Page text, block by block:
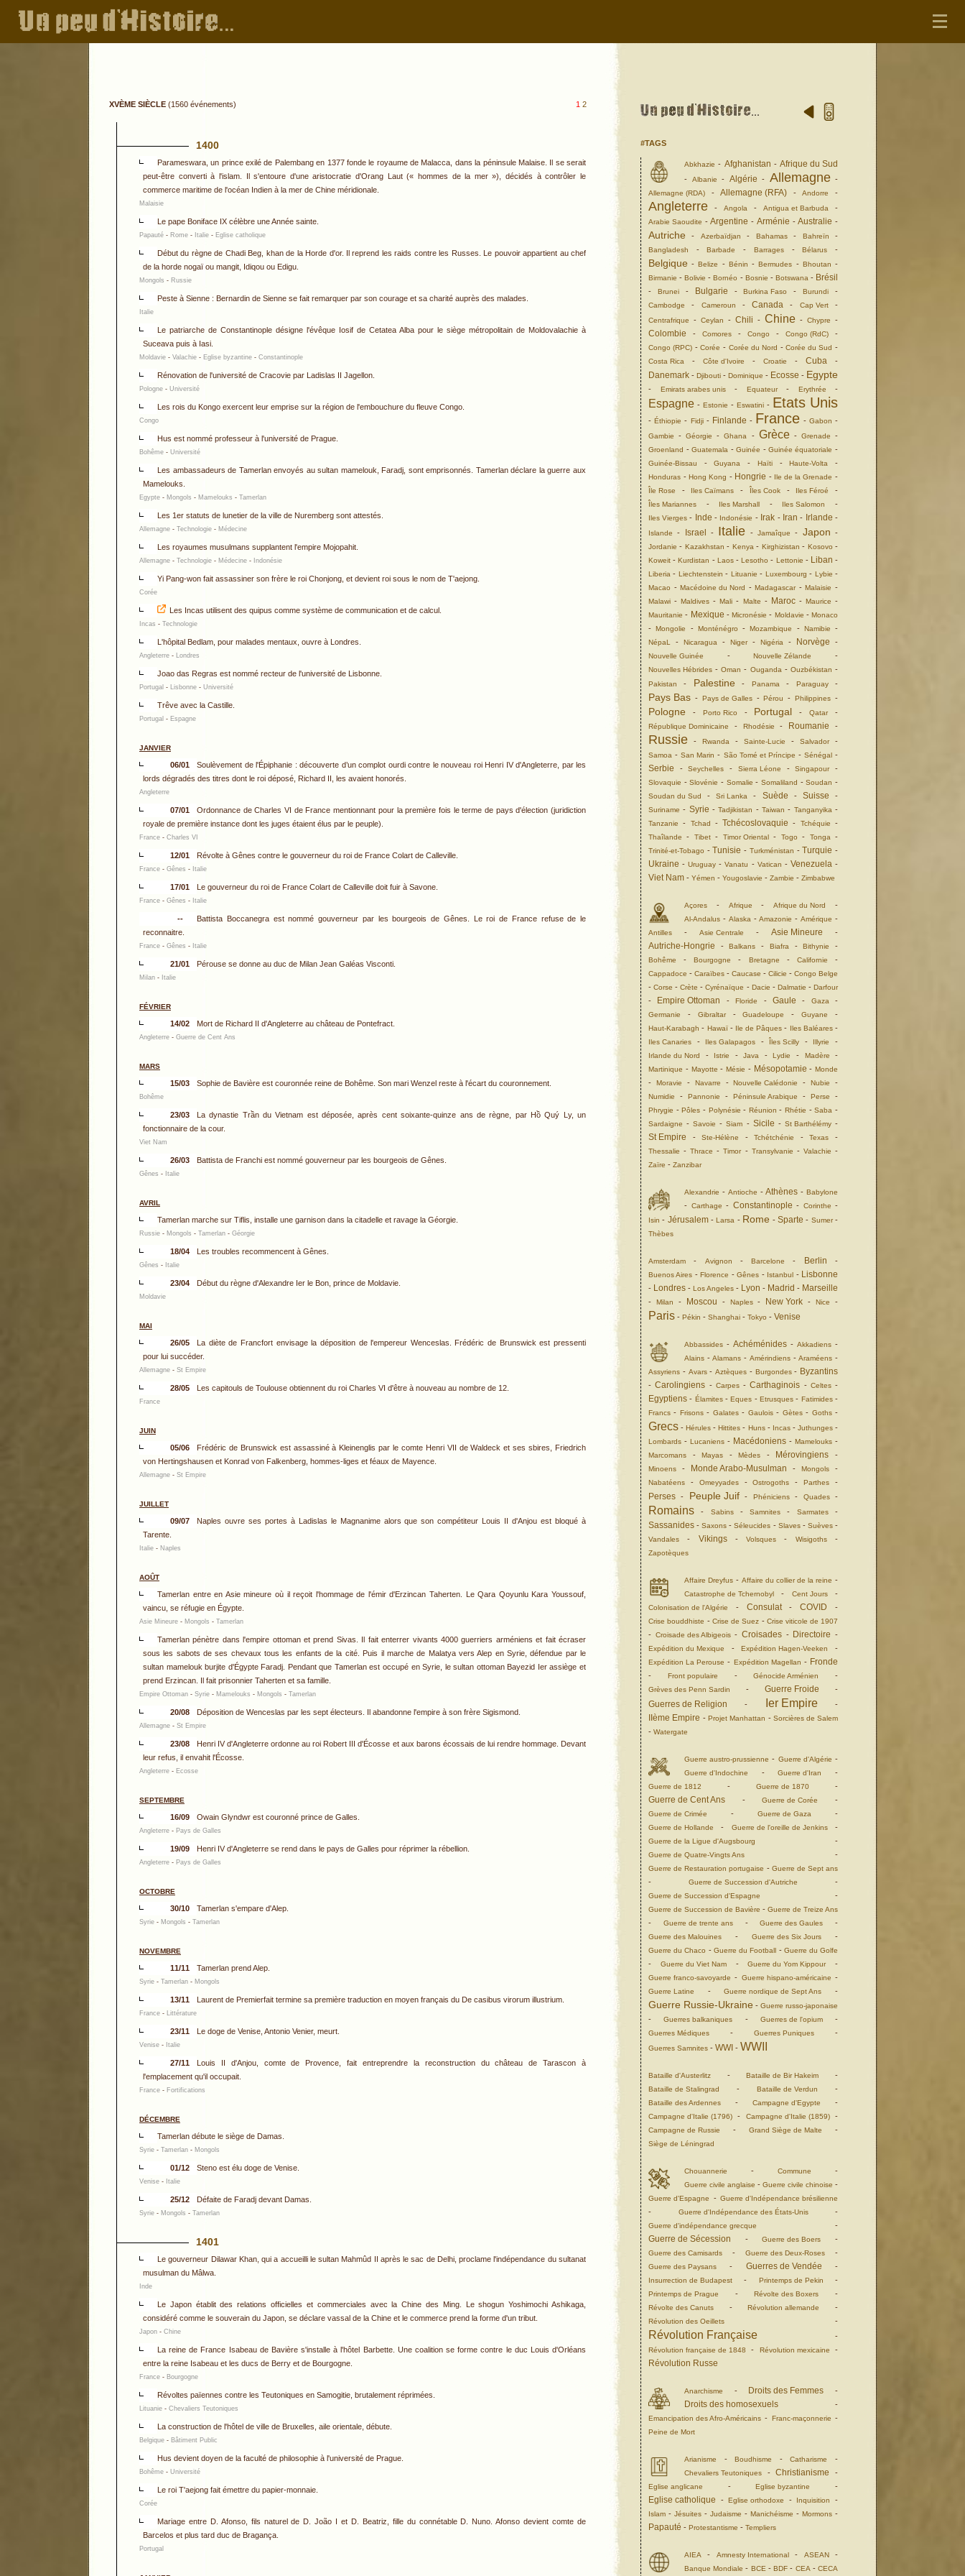
#TAGS
Abkhazie - Afghanistan - Afrique du Sud
- Albanie - Algérie - Allemagne-
Allemagne (RDA) -Allemagne (RFA) -Andorre -
Angleterre - Angola - Antigua et Barbuda -
Arabie Saoudite -Argentine - Arménie -Australie -
Autriche - Azerbaïdjan - Bahamas- Bahreïn -
Bangladesh -Barbade - Barrages-Bélarus -
Belgique -Belize - Bénin -Bermudes - Bhoutan -
Birmanie -Bolivie -Bornéo - Bosnie - Botswana - Brésil
- Brunei- Bulgarie -Burkina Faso -Burundi -
Cambodge - Cameroun -Canada - Cap Vert-
Centrafrique - Ceylan - Chili - Chine - Chypre -
Colombie - Comores - Congo - Congo (RdC) -
Congo (RPC) -Corée - Corée du Nord -Corée du Sud -
Costa Rica - Côte d'Ivoire - Croatie - Cuba -
Danemark - Djibouti - Dominique - Ecosse - Egypte
- Emirats arabes unis- Equateur- Erythrée -
Espagne - Estonie - Eswatini - Etats Unis
-Éthiopie - Fidji- Finlande - France - Gabon -
Gambie -Géorgie -Ghana - Grèce- Grenade -
Groenland -Guatemala -Guinée -Guinée équatoriale -
Guinée-Bissau -Guyana - Haïti-Haute-Volta -
Honduras -Hong Kong - Hongrie - Ile de la Grenade -
Île Rose - Iles Caïmans - Îles Cook- Iles Féroé -
Îles Mariannes - Iles Marshall - Iles Salomon -
Iles Vierges - Inde - Indonésie - Irak - Iran - Irlande -
Islande - Israel - Italie -Jamaîque - Japon -
Jordanie - Kazakhstan - Kenya - Kirghizistan - Kosovo -
Koweit -Kurdistan - Laos-Lesotho - Lettonie - Liban -
Liberia - Liechtenstein - Lituanie - Luxembourg - Lybie -
Macao -Macédoine du Nord -Madagascar-Malaisie -
Malawi -Maldives -Mali - Malte - Maroc- Maurice -
Mauritanie - Mexique - Micronésie - Moldavie - Monaco
-Mongolie - Monténégro -Mozambique - Namibie -
NépaL - Nicaragua - Niger- Nigéria - Norvège -
Nouvelle Guinée -Nouvelle Zélande -
Nouvelles Hébrides -Oman - Ouganda - Ouzbékistan -
Pakistan - Palestine - Panama - Paraguay-
Pays Bas - Pays de Galles-Pérou -Philippines -
Pologne - Porto Rico - Portugal -Qatar-
République Dominicaine - Rhodésie - Roumanie -
Russie - Rwanda - Sainte-Lucie - Salvador-
Samoa -San Marin - São Tomé et Príncipe - Sénégal-
Serbie -Seychelles - Sierra Léone -Singapour-
Slovaquie -Slovénie - Somalie -Somaliland -Soudan -
Soudan du Sud -Sri Lanka - Suède - Suisse -
Suriname - Syrie -Tadjikistan -Taiwan - Tanganyika -
Tanzanie - Tchad -Tchécoslovaquie - Tchéquie -
Thaîlande - Tibet- Timor Oriental- Togo - Tonga -
Trinité-et-Tobago -Tunisie - Turkménistan -Turquie -
Ukraine -Uruguay -Vanatu - Vatican - Venezuela -
Viet Nam - Yémen - Yougoslavie - Zambie - Zimbabwe
Açores - Afrique -Afrique du Nord -
Al-Andalus - Alaska -Amazonie -Amérique -
Antilles - Asie Centrale - Asie Mineure -
Autriche-Hongrie -Balkans - Biafra -Bithynie -
Bohême -Bourgogne - Bretagne - Californie -
Cappadoce - Caraïbes - Caucase - Cilicie - Congo Belge
-Corse -Crète -Cyrénaïque - Dacie - Dalmatie -Darfour
- Empire Ottoman -Floride - Gaule - Gaza -
Germanie - Gibraltar-Guadeloupe -Guyane -
Haut-Karabagh - Hawaï- Ile de Pâques - Iles Baléares-
Iles Canaries - Iles Galapagos -Îles Scilly - Illyrie -
Irlande du Nord - Istrie -Java -Lydie - Madère -
Martinique - Mayotte - Mésie - Mésopotamie - Monde
- Moravie - Navarre -Nouvelle Calédonie -Nubie -
Numidie - Pannonie - Péninsule Arabique - Perse -
Phrygie -Pôles - Polynésie - Réunion -Rhétie -Saba -
Sardaigne -Savoie -Siam - Sicile - St Barthélémy-
St Empire -Ste-Hélène -Tchétchénie -Texas -
Thessalie -Thrace -Timor- Transylvanie - Valachie -
Zaïre - Zanzibar
Alexandrie - Antioche -Athènes -Babylone
- Carthage - Constantinople - Corinthe -
Isin - Jérusalem-Larsa - Rome - Sparte - Sumer-
Thèbes
Amsterdam - Avignon -Barcelone - Berlin -
Buenos Aires - Florence - Gênes - Istanbul - Lisbonne
- Londres - Los Angeles - Lyon - Madrid - Marseille
- Milan - Moscou - Naples- New York -Nice -
Paris - Pékin - Shanghai - Tokyo - Venise
Abbassides - Achéménides - Akkadiens -
Alains -Alamans - Amérindiens-Araméens -
Assyriens - Avars- Aztèques - Burgondes- Byzantins
-Carolingiens - Carpes-Carthaginois - Celtes-
Egyptiens - Élamites-Eques -Etrusques - Fatimides-
Francs - Frisons- Galates- Gaulois- Gètes- Goths-
Grecs -Hérules -Hittites - Huns- Incas- Juthunges-
Lombards - Lucaniens - Macédoniens - Mamelouks -
Marcomans -Mayas -Mèdes - Mérovingiens -
Minoens - Monde Arabo-Musulman - Mongols -
Nabatéens - Omeyyades-Ostrogoths -Parthes -
Perses - Peuple Juif- Phéniciens- Quades-
Romains - Sabins-Samnites - Sarmates-
Sassanides -Saxons -Séleucides - Slaves- Suèves-
Vandales - Vikings-Volsques - Wisigoths-
Zapotèques
Affaire Dreyfus - Affaire du collier de la reine -
Catastrophe de Tchernobyl - Cent Jours-
Colonisation de l'Algérie - Consulat-COVID -
Crise bouddhiste - Crise de Suez - Crise viticole de 1907
- Croisade des Albigeois-Croisades - Directoire -
Expédition du Mexique -Expédition Hagen-Veeken -
Expédition La Perouse - Expédition Magellan - Fronde
- Front populaire -Génocide Arménien -
Grèves des Penn Sardin - Guerre Froide -
Guerres de Religion - Ier Empire-
IIème Empire - Projet Manhattan - Sorcières de Salem
- Watergate
Guerre austro-prussienne - Guerre d'Algérie -
Guerre d'Indochine -Guerre d'Iran -
Guerre de 1812 - Guerre de 1870 -
Guerre de Cent Ans -Guerre de Corée -
Guerre de Crimée - Guerre de Gaza -
Guerre de Hollande - Guerre de l'oreille de Jenkins-
Guerre de la Ligue d'Augsbourg -
Guerre de Quatre-Vingts Ans -
Guerre de Restauration portugaise - Guerre de Sept ans
- Guerre de Succession d'Autriche -
Guerre de Succession d'Espagne -
Guerre de Succession de Bavière - Guerre de Treize Ans
- Guerre de trente ans-Guerre des Gaules -
Guerre des Malouines - Guerre des Six Jours -
Guerre du Chaco - Guerre du Football - Guerre du Golfe
- Guerre du Viet Nam-Guerre du Yom Kippour-
Guerre franco-savoyarde - Guerre hispano-américaine -
Guerre Latine -Guerre nordique de Sept Ans -
Guerre Russie-Ukraine - Guerre russo-japonaise
-Guerres balkaniques - Guerres de l'opium-
Guerres Médiques - Guerres Puniques -
Guerres Samnites - WWI - WWII
Bataille d'Austerlitz -Bataille de Bir Hakeim -
Bataille de Stalingrad - Bataille de Verdun -
Bataille des Ardennes - Campagne d'Egypte -
Campagne d'Italie (1796) - Campagne d'Italie (1859)-
Campagne de Russie - Grand Siège de Malte -
Siège de Léningrad
Chouannerie - Commune -
Guerre civile anglaise - Guerre civile chinoise -
Guerre d'Espagne - Guerre d'Indépendance brésilienne
- Guerre d'Indépendance des États-Unis-
Guerre d'indépendance grecque -
Guerre de Sécession -Guerre des Boers -
Guerre des Camisards - Guerre des Deux-Roses -
Guerre des Paysans - Guerres de Vendée -
Insurrection de Budapest - Printemps de Pekin -
Printemps de Prague -Révolte des Boxers -
Révolte des Canuts -Révolution allemande -
Révolution des Oeillets -
Révolution Française -
Révolution française de 1848 - Révolution mexicaine -
Révolution Russe
Anarchisme - Droits des Femmes -
Droits des homosexuels -
Emancipation des Afro-Américains - Franc-maçonnerie -
Peine de Mort
Arianisme -Boudhisme -Catharisme -
Chevaliers Teutoniques -Christianisme -
Eglise anglicane -Eglise byzantine -
Eglise catholique -Eglise orthodoxe - Inquisition -
Islam - Jésuites - Judaisme - Manichéisme - Mormons -
Papauté - Protestantisme - Templiers
AIEA - Amnesty International- ASEAN-
Banque Mondiale - BCE - BDF - CEA - CECA
1 2
XVÈME SIÈCLE (1560 événements)
1400
Parameswara, un prince exilé de Palembang en 1377 fonde le royaume de Malacca, dans la péninsule Malaise. Il se serait
peut-être converti à l'islam. Il s'entoure d'une aristocratie d'Orang Laut (« hommes de la mer »), décidés à contrôler le
commerce maritime de l'océan Indien à la mer de Chine méridionale.
Malaisie
Le pape Boniface IX célèbre une Année sainte.
Papauté - Rome - Italie - Eglise catholique
Début du règne de Chadi Beg, khan de la Horde d'or. Il reprend les raids contre les Russes. Le pouvoir appartient au chef
de la horde nogaï ou mangit, Idiqou ou Edigu.
Mongols - Russie
Peste à Sienne : Bernardin de Sienne se fait remarquer par son courage et sa charité auprès des malades.
Italie
Le patriarche de Constantinople désigne l'évêque Iosif de Cetatea Alba pour le siège métropolitain de Moldovalachie à
Suceava puis à Iasi.
Moldavie - Valachie - Eglise byzantine - Constantinople
Rénovation de l'université de Cracovie par Ladislas II Jagellon.
Pologne - Université
Les rois du Kongo exercent leur emprise sur la région de l'embouchure du fleuve Congo.
Congo
Hus est nommé professeur à l'université de Prague.
Bohême - Université
Les ambassadeurs de Tamerlan envoyés au sultan mamelouk, Faradj, sont emprisonnés. Tamerlan déclare la guerre aux
Mamelouks.
Egypte - Mongols - Mamelouks - Tamerlan
Les 1er statuts de lunetier de la ville de Nuremberg sont attestés.
Allemagne - Technologie - Médecine
Les royaumes musulmans supplantent l'empire Mojopahit.
Allemagne - Technologie - Médecine - Indonésie
Yi Pang-won fait assassiner son frère le roi Chonjong, et devient roi sous le nom de T'aejong.
Corée
Les Incas utilisent des quipus comme système de communication et de calcul.
Incas - Technologie
L'hôpital Bedlam, pour malades mentaux, ouvre à Londres.
Angleterre - Londres
Joao das Regras est nommé recteur de l'université de Lisbonne.
Portugal - Lisbonne - Université
Trêve avec la Castille.
Portugal - Espagne
JANVIER
06/01
Soulèvement de l'Épiphanie : découverte d’un complot ourdi contre le nouveau roi Henri IV d'Angleterre, par les
lords dégradés des titres dont le roi déposé, Richard II, les avaient honorés.
Angleterre
07/01
Ordonnance de Charles VI de France mentionnant pour la première fois le terme de pays d'élection (juridiction
royale de première instance dont les juges étaient élus par le peuple).
France - Charles VI
12/01 Révolte à Gênes contre le gouverneur du roi de France Colart de Calleville.
France - Gênes - Italie
17/01 Le gouverneur du roi de France Colart de Calleville doit fuir à Savone.
France - Gênes - Italie
--
Battista Boccanegra est nommé gouverneur par les bourgeois de Gênes. Le roi de France refuse de le
reconnaitre.
France - Gênes - Italie
21/01 Pérouse se donne au duc de Milan Jean Galéas Visconti.
Milan - Italie
FÉVRIER
14/02 Mort de Richard II d'Angleterre au château de Pontefract.
Angleterre - Guerre de Cent Ans
MARS
15/03 Sophie de Bavière est couronnée reine de Bohême. Son mari Wenzel reste à l'écart du couronnement.
Bohême
23/03
La dynastie Trần du Vietnam est déposée, après cent soixante-quinze ans de règne, par Hồ Quý Ly, un
fonctionnaire de la cour.
Viet Nam
26/03 Battista de Franchi est nommé gouverneur par les bourgeois de Gênes.
Gênes - Italie
AVRIL
Tamerlan marche sur Tiflis, installe une garnison dans la citadelle et ravage la Géorgie.
Russie - Mongols - Tamerlan - Géorgie
18/04 Les troubles recommencent à Gênes.
Gênes - Italie
23/04 Début du règne d'Alexandre Ier le Bon, prince de Moldavie.
Moldavie
MAI
26/05
La diète de Francfort envisage la déposition de l'empereur Wenceslas. Frédéric de Brunswick est pressenti
pour lui succéder.
Allemagne - St Empire
28/05 Les capitouls de Toulouse obtiennent du roi Charles VI d'être à nouveau au nombre de 12.
France
JUIN
05/06
Frédéric de Brunswick est assassiné à Kleinenglis par le comte Henri VII de Waldeck et ses sbires, Friedrich
von Hertingshausen et Konrad von Falkenberg, hommes-liges et féaux de Mayence.
Allemagne - St Empire
JUILLET
09/07
Naples ouvre ses portes à Ladislas le Magnanime alors que son compétiteur Louis II d'Anjou est bloqué à
Tarente.
Italie - Naples
AOÛT
Tamerlan entre en Asie mineure où il reçoit l'hommage de l'émir d'Erzincan Taherten. Le Qara Qoyunlu Kara Youssouf,
vaincu, se réfugie en Égypte.
Asie Mineure - Mongols - Tamerlan
Tamerlan pénètre dans l'empire ottoman et prend Sivas. Il fait enterrer vivants 4000 guerriers arméniens et fait écraser
sous les sabots de ses chevaux tous les enfants de la cité. Puis il marche de Malatya vers Alep en Syrie, défendue par le
sultan mamelouk burjite d'Égypte Faradj. Pendant que Tamerlan est occupé en Syrie, le sultan ottoman Bayezid Ier assiège et
prend Erzincan. Il fait prisonnier Taherten et sa famille.
Empire Ottoman - Syrie - Mamelouks - Mongols - Tamerlan
20/08 Déposition de Wenceslas par les sept électeurs. Il abandonne l'empire à son frère Sigismond.
Allemagne - St Empire
23/08
Henri IV d'Angleterre ordonne au roi Robert III d'Écosse et aux barons écossais de lui rendre hommage. Devant
leur refus, il envahit l'Écosse.
Angleterre - Ecosse
SEPTEMBRE
16/09 Owain Glyndwr est couronné prince de Galles.
Angleterre - Pays de Galles
19/09 Henri IV d'Angleterre se rend dans le pays de Galles pour réprimer la rébellion.
Angleterre - Pays de Galles
OCTOBRE
30/10 Tamerlan s'empare d'Alep.
Syrie - Mongols - Tamerlan
NOVEMBRE
11/11 Tamerlan prend Alep.
Syrie - Tamerlan - Mongols
13/11 Laurent de Premierfait termine sa première traduction en moyen français du De casibus virorum illustrium.
France - Littérature
23/11 Le doge de Venise, Antonio Venier, meurt.
Venise - Italie
27/11
Louis II d'Anjou, comte de Provence, fait entreprendre la reconstruction du château de Tarascon à
l'emplacement qu'il occupait.
France - Fortifications
DÉCEMBRE
Tamerlan débute le siège de Damas.
Syrie - Tamerlan - Mongols
01/12 Steno est élu doge de Venise.
Venise - Italie
25/12 Défaite de Faradj devant Damas.
Syrie - Mongols - Tamerlan
1401
Le gouverneur Dilawar Khan, qui a accueilli le sultan Mahmûd II après le sac de Delhi, proclame l'indépendance du sultanat
musulman du Mâlwa.
Inde
Le Japon établit des relations officielles et commerciales avec la Chine des Ming. Le shogun Yoshimochi Ashikaga,
considéré comme le souverain du Japon, se déclare vassal de la Chine et le commerce prend la forme d'un tribut.
Japon - Chine
La reine de France Isabeau de Bavière s'installe à l'hôtel Barbette. Une coalition se forme contre le duc Louis d'Orléans
entre la reine Isabeau et les ducs de Berry et de Bourgogne.
France - Bourgogne
Révoltes païennes contre les Teutoniques en Samogitie, brutalement réprimées.
Lituanie - Chevaliers Teutoniques
La construction de l'hôtel de ville de Bruxelles, aile orientale, débute.
Belgique - Bâtiment Public
Hus devient doyen de la faculté de philosophie à l'université de Prague.
Bohême - Université
Le roi T'aejong fait émettre du papier-monnaie.
Corée
Mariage entre D. Afonso, fils naturel de D. João I et D. Beatriz, fille du connétable D. Nuno. Afonso devient comte de
Barcelos et plus tard duc de Bragança.
Portugal